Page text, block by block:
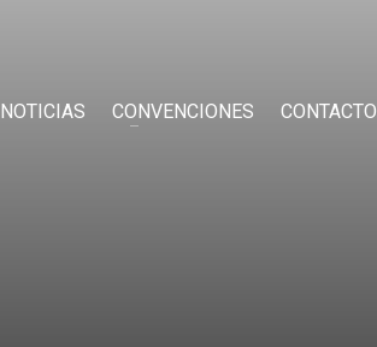
NOTICIAS CONVENCIONES CONTACTO